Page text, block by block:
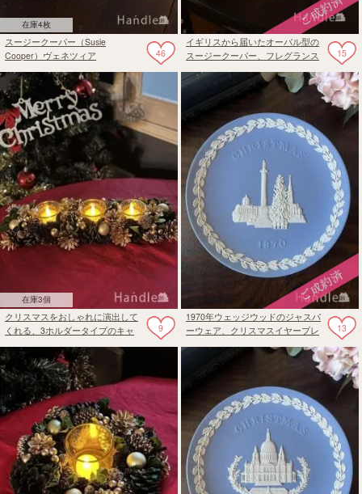
在庫4枚
46
スージークーパー（Susie
Cooper）ヴェネツィア
（Venetia）のアンティークプレー
ト
15
イギリスから届いたオーバル型の
スージークーパー、フレグランス
シリーズのプレート
在庫3個
9
クリスマスをおしゃれに演出して
くれる、3ホルダータイプのキャ
13
1970年ウェッジウッドのジャスパ
ーウェア、クリスマスイヤープレ